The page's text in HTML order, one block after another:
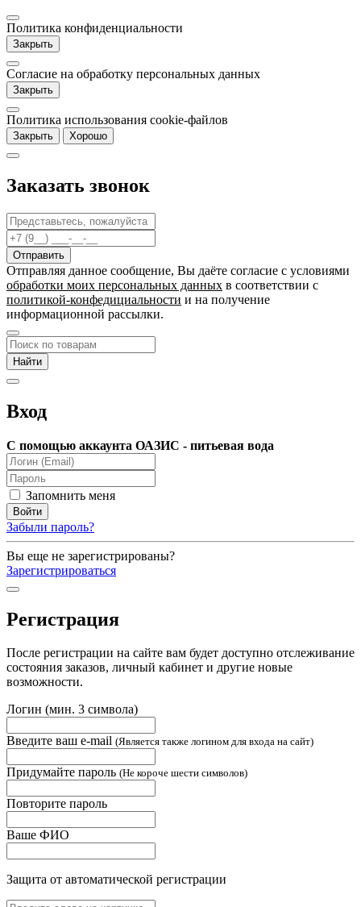
Политика конфиденциальности
Закрыть
Согласие на обработку персональных данных
Закрыть
Политика использования cookie-файлов
Закрыть Хорошо
Заказать звонок
Отправляя данное сообщение, Вы даёте согласие c условиями
обработки моих персональных данных в соответствии с
политикой-конфедициальности и на получение
информационной рассылки.
Вход
С помощью аккаунта ОАЗИС - питьевая вода
Запомнить меня
Забыли пароль?
Вы еще не зарегистрированы?
Зарегистрироваться
Регистрация
После регистрации на сайте вам будет доступно отслеживание
состояния заказов, личный кабинет и другие новые
возможности.
Логин (мин. 3 символа)
Введите ваш e-mail (Является также логином для входа на сайт)
Придумайте пароль (Не короче шести символов)
Повторите пароль
Ваше ФИО
Защита от автоматической регистрации